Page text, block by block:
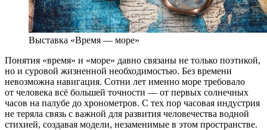
Выставка «Время — море»
Понятия «время» и «море» давно связаны не только поэтикой,
но и суровой жизненной необходимостью. Без времени
невозможна навигация. Сотни лет именно море требовало
от человека всё большей точности — от первых солнечных
часов на палубе до хронометров. С тех пор часовая индустрия
не теряла связь с важной для развития человечества водной
стихией, создавая модели, незаменимые в этом пространстве.